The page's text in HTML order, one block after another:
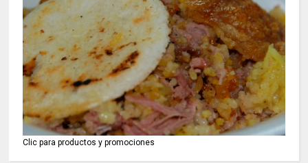
Clic para productos y promociones